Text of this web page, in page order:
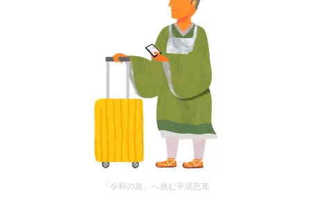
「令和の旅」へ挑む平成芭蕉